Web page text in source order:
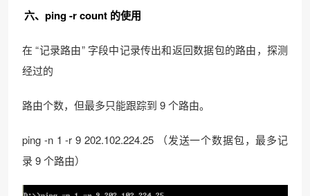
六、ping -r count 的使用
在 “记录路由” 字段中记录传出和返回数据包的路由，探测
经过的
路由个数，但最多只能跟踪到 9 个路由。
ping -n 1 -r 9 202.102.224.25 （发送一个数据包，最多记
录 9 个路由）